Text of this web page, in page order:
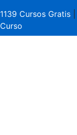
1139 Cursos Gratis
Curso